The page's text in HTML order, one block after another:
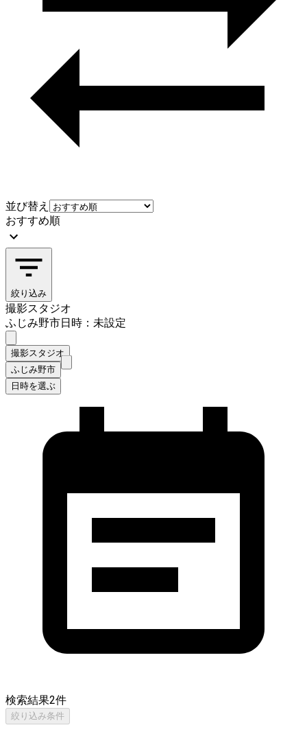
並び替え
おすすめ順
絞り込み
撮影スタジオ
ふじみ野市日時：未設定
撮影スタジオ
ふじみ野市
日時を選ぶ
検索結果2件
絞り込み条件